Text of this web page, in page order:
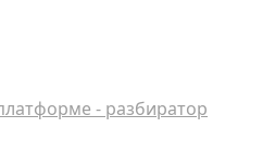
- разбиратор